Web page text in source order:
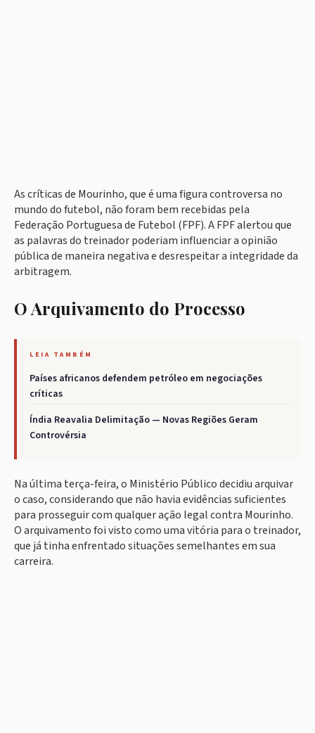
As críticas de Mourinho, que é uma figura controversa no
mundo do futebol, não foram bem recebidas pela
Federação Portuguesa de Futebol (FPF). A FPF alertou que
as palavras do treinador poderiam influenciar a opinião
pública de maneira negativa e desrespeitar a integridade da
arbitragem.
O Arquivamento do Processo
LEIA TAMBÉM
Países africanos defendem petróleo em negociações
críticas
Índia Reavalia Delimitação — Novas Regiões Geram
Controvérsia
Na última terça-feira, o Ministério Público decidiu arquivar
o caso, considerando que não havia evidências suficientes
para prosseguir com qualquer ação legal contra Mourinho.
O arquivamento foi visto como uma vitória para o treinador,
que já tinha enfrentado situações semelhantes em sua
carreira.